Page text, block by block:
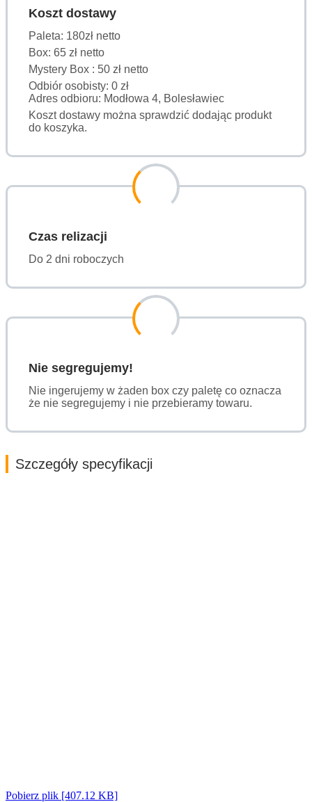
Koszt dostawy
Paleta: 180zł netto
Box: 65 zł netto
Mystery Box : 50 zł netto
Odbiór osobisty: 0 zł
Adres odbioru: Modłowa 4, Bolesławiec
Koszt dostawy można sprawdzić dodając produkt
do koszyka.
Czas relizacji
Do 2 dni roboczych
Nie segregujemy!
Nie ingerujemy w żaden box czy paletę co oznacza
że nie segregujemy i nie przebieramy towaru.
Szczegóły specyfikacji
Pobierz plik [407.12 KB]